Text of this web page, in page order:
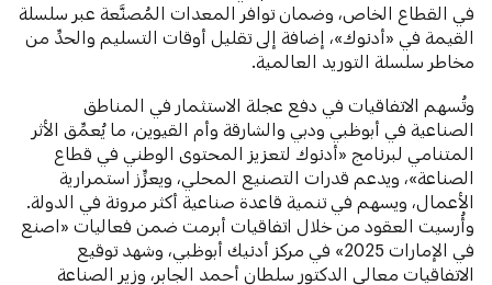
في القطاع الخاص، وضمان توافر المعدات المُصنَّعة عبر سلسلة
القيمة في «أدنوك»، إضافة إلى تقليل أوقات التسليم والحدِّ من
مخاطر سلسلة التوريد العالمية.
وتُسهم الاتفاقيات في دفع عجلة الاستثمار في المناطق
الصناعية في أبوظبي ودبي والشارقة وأم القيوين، ما يُعمِّق الأثر
المتنامي لبرنامج «أدنوك لتعزيز المحتوى الوطني في قطاع
الصناعة»، ويدعم قدرات التصنيع المحلي، ويعزِّز استمرارية
الأعمال، ويسهم في تنمية قاعدة صناعية أكثر مرونة في الدولة.
وأُرسيت العقود من خلال اتفاقيات أبرمت ضمن فعاليات «اصنع
في الإمارات 2025» في مركز أدنيك أبوظبي، وشهد توقيع
الاتفاقيات معالي الدكتور سلطان أحمد الجابر، وزير الصناعة